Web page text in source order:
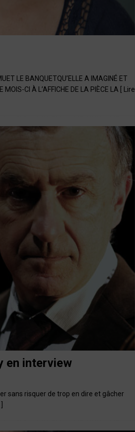
LE BANQUETQU’ELLE A IMAGINÉ ET
CI À L’AFFICHE DE LA PIÈCE LA [ Lire
en interview
sans risquer de trop en dire et gâcher